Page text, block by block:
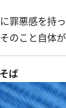
悪感を持
のこと自体
ば